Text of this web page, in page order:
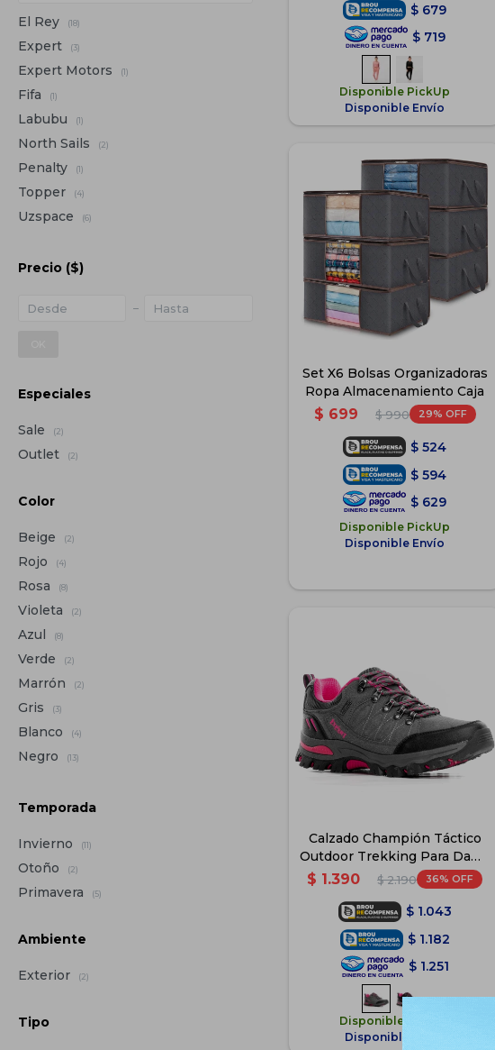
$ 679
$ 719
Disponible PickUp
Disponible Envío
Set X6 Bolsas Organizadoras
Ropa Almacenamiento Caja
$ 699 $ 990 29
$ 524
$ 594
$ 629
Disponible PickUp
Disponible Envío
Calzado Champión Táctico
Outdoor Trekking Para Dama
- Gris
$ 1.390 $ 2.190 36
$ 1.043
$ 1.182
$ 1.251
Disponible PickUp
Disponible Envío
El Rey (18)
Expert (3)
Expert Motors (1)
Fifa (1)
Labubu (1)
North Sails (2)
Penalty (1)
Topper (4)
Uzspace (6)
Precio ($)
Especiales
Sale (2)
Outlet (2)
Color
Beige (2)
Rojo (4)
Rosa (8)
Violeta (2)
Azul (8)
Verde (2)
Marrón (2)
Gris (3)
Blanco (4)
Negro (13)
Temporada
Invierno (11)
Otoño (2)
Primavera (5)
Ambiente
Exterior (2)
Tipo